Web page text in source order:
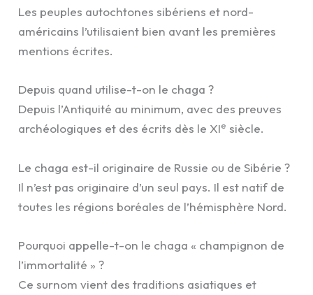
Les peuples autochtones sibériens et nord-
américains l’utilisaient bien avant les premières
mentions écrites.
Depuis quand utilise-t-on le chaga ?
Depuis l’Antiquité au minimum, avec des preuves
archéologiques et des écrits dès le XIe siècle.
Le chaga est-il originaire de Russie ou de Sibérie ?
Il n’est pas originaire d’un seul pays. Il est natif de
toutes les régions boréales de l’hémisphère Nord.
Pourquoi appelle-t-on le chaga « champignon de
l’immortalité » ?
Ce surnom vient des traditions asiatiques et